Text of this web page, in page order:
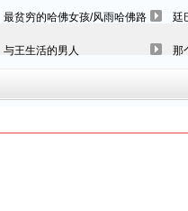
最贫穷的哈佛女孩/风雨哈佛路 廷
与王生活的男人 那